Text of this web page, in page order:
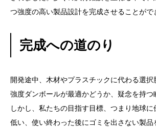
つ強度の高い製品設計を完成させることがで
完成への道のり
開発途中、木材やプラスチックに代わる選択
強度ダンボールが最適かどうか、疑念を持つ
しかし、私たちの目指す目標、つまり地球
低い、使い終わった後にゴミを出さない製